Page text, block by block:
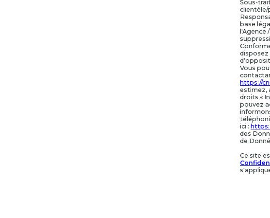
Sous-
clientèle/
base
l'Agence
disposez
Vous
https://
estimez,
droits «
pouvez
ici :
des
de
Ce site